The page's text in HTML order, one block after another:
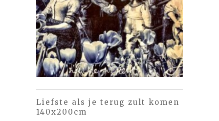
Liefste als je terug zult komen
140x200cm